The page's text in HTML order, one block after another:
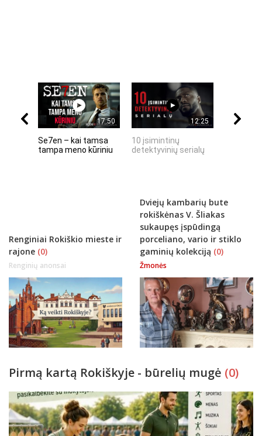
17:50
Se7en – kai tamsa
tampa meno kūriniu
12:25
10 įsimintinų
detektyvinių serialų
Renginiai Rokiškio mieste ir
rajone (0)
Renginių anonsai
Dviejų kambarių bute
rokiškėnas V. Šliakas
sukaupęs įspūdingą
porceliano, vario ir stiklo
gaminių kolekciją (0)
Žmonės
Pirmą kartą Rokiškyje - būrelių mugė (0)